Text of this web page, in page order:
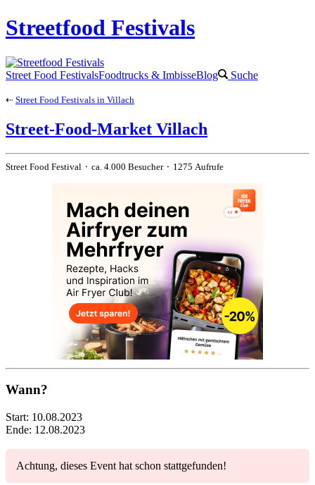
Streetfood Festivals
Street Food FestivalsFoodtrucks & ImbisseBlog Suche
⇠ Street Food Festivals in Villach
Street-Food-Market Villach
Street Food Festival ⬝ ca. 4.000 Besucher ⬝ 1275 Aufrufe
Wann?
Start: 10.08.2023
Ende: 12.08.2023
Achtung, dieses Event hat schon stattgefunden!